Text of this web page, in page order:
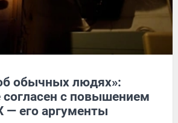
обычных людях»:
согласен с повышением
его аргументы